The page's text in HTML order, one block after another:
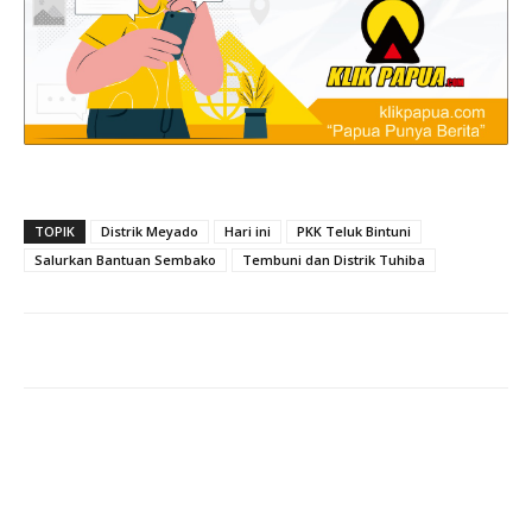
TOPIK Distrik Meyado Hari ini
PKK Teluk Bintuni
Salurkan Bantuan Sembako
Tembuni dan Distrik Tuhiba